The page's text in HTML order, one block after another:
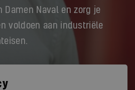
Damen Naval en zorg je
voldoen aan industriële